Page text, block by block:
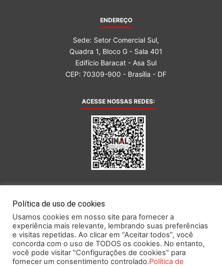
ENDEREÇO
Sede: Setor Comercial Sul,
Quadra 1, Bloco G - Sala 401
Edifício Baracat - Asa Sul
CEP: 70309-900 - Brasília - DF
ACESSE NOSSAS REDES:
Este portal obedece às prescrições da Lei Geral de Proteção de Dados.
Política de uso de cookies
Usamos cookies em nosso site para fornecer a
experiência mais relevante, lembrando suas preferências
e visitas repetidas. Ao clicar em “Aceitar todos”, você
concorda com o uso de TODOS os cookies. No entanto,
você pode visitar "Configurações de cookies" para
fornecer um consentimento controlado.Política de